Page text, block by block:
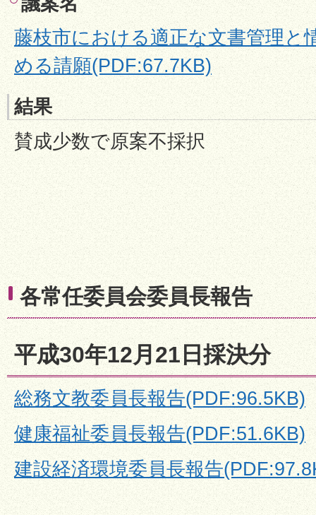
藤枝市における適正な文書管理と
める請願(PDF:67.7KB)
結果
賛成少数で原案不採択
各常任委員会委員長報告
平成30年12月21日採決分
総務文教委員長報告(PDF:96.5KB)
健康福祉委員長報告(PDF:51.6KB)
建設経済環境委員長報告